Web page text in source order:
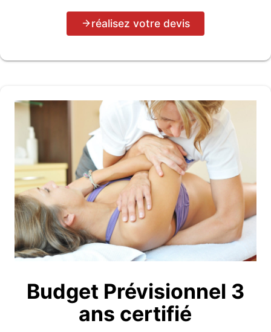
réalisez votre devis
Budget Prévisionnel 3
ans certifié